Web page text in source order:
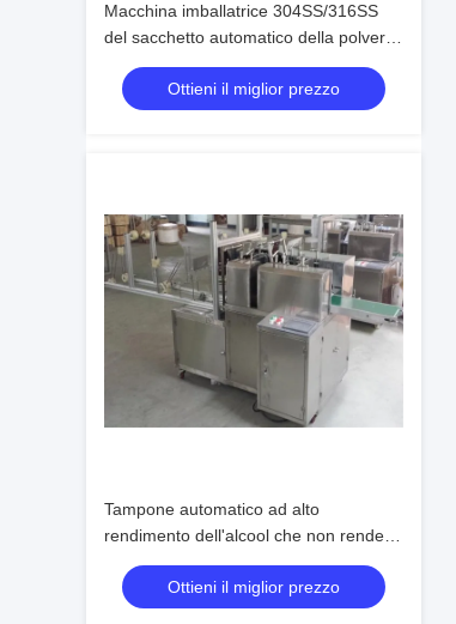
Macchina imballatrice 304SS/316SS
del sacchetto automatico della polvere
dei semi per farmaceutico
Ottieni il miglior prezzo
Tampone automatico ad alto
rendimento dell'alcool che non rende a
macchina perdita nessun bolle
Ottieni il miglior prezzo